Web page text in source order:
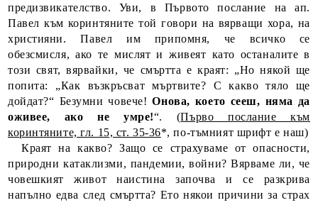
предизвикателство. Уви, в Първото послание на ап.
Павел към коринтяните той говори на вярващи хора, на
християни. Павел им припомня, че всичко се
обезсмисля, ако те мислят и живеят като останалите в
този свят, вярвайки, че смъртта е краят: „Но някой ще
попита: „Как възкръсват мъртвите? С какво тяло ще
дойдат?“ Безумни човече! Онова, което сееш, няма да
оживее, ако не умре!“. (Първо послание към
коринтяните, гл. 15, ст. 35-36*, по-тъмният шрифт е наш)
Краят на какво? Защо се страхуваме от опасности,
природни катаклизми, пандемии, войни? Вярваме ли, че
човешкият живот наистина започва и се разкрива
напълно едва след смъртта? Ето някои причини за страх